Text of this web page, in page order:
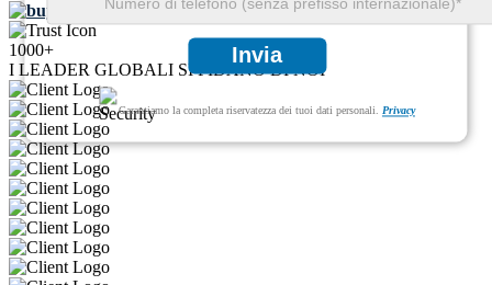
Acquisto veloce
1000+
I LEADER GLOBALI SI FIDANO DI NOI
Invia
Garantiamo la completa riservatezza dei tuoi dati personali. Privacy